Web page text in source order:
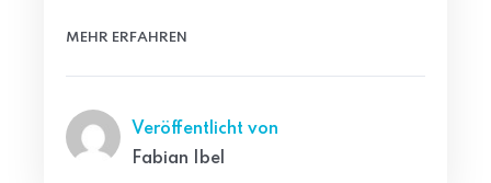
MEHR ERFAHREN
Veröffentlicht von
Fabian Ibel